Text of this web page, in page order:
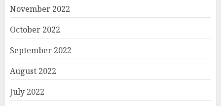
November 2022
October 2022
September 2022
August 2022
July 2022